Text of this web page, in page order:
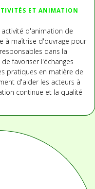
ET ANIMATION
d'animation de
à maîtrise d'ouvrage pour
dans la
favoriser l'échanges
pratiques en matière de
d'aider les acteurs à
continue et la qualité